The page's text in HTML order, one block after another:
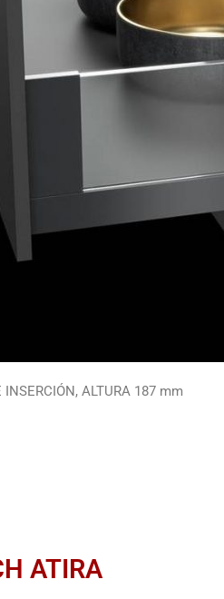
ALTURA 187 mm
ATIRA